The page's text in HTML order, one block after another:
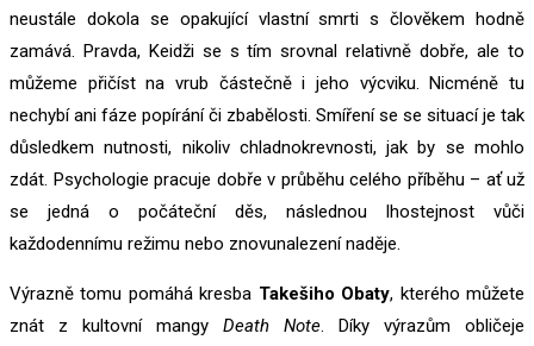
neustále dokola se opakující vlastní smrti s člověkem hodně
zamává. Pravda, Keidži se s tím srovnal relativně dobře, ale to
můžeme přičíst na vrub částečně i jeho výcviku. Nicméně tu
nechybí ani fáze popírání či zbabělosti. Smíření se se situací je tak
důsledkem nutnosti, nikoliv chladnokrevnosti, jak by se mohlo
zdát. Psychologie pracuje dobře v průběhu celého příběhu – ať už
se jedná o počáteční děs, následnou lhostejnost vůči
každodennímu režimu nebo znovunalezení naděje.
Výrazně tomu pomáhá kresba Takešiho Obaty, kterého můžete
znát z kultovní mangy Death Note. Díky výrazům obličeje